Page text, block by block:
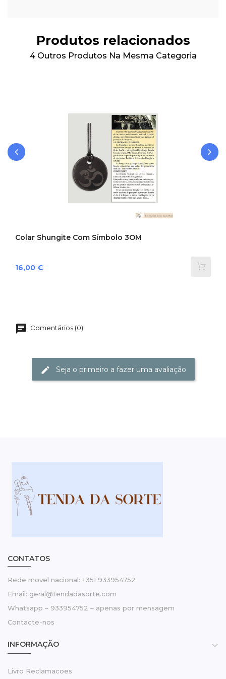
Produtos relacionados
4 Outros Produtos Na Mesma Categoria
Colar Shungite Com Símbolo 3OM
Preço
16,00 €
Comentários (0)
Seja o primeiro a fazer uma avaliação
CONTATOS
Rede movel nacional: +351 933954752
Email: geral@tendadasorte.com
Whatsapp – 933954752 – apenas por mensagem
Contacte-nos
INFORMAÇÃO 
Livro Reclamacoes